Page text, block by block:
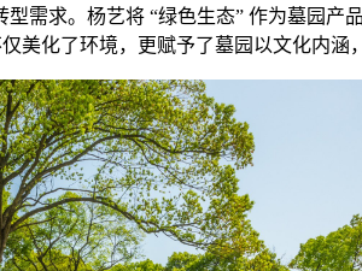
需求。杨艺将 “绿色生态” 作为墓园
化了环境，更赋予了墓园以文化内涵